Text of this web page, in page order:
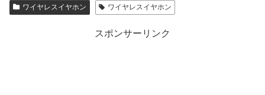
ワイヤレスイヤホン ワイヤレスイヤホン
スポンサーリンク